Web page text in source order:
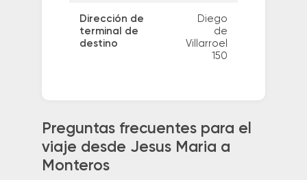
Dirección de
terminal de
destino
Diego
de
Villarroel
150
Preguntas frecuentes para el
viaje desde Jesus Maria a
Monteros